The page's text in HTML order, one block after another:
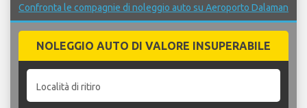
Confronta le compagnie di noleggio auto su Aeroporto Dalaman
NOLEGGIO AUTO DI VALORE INSUPERABILE
Località di ritiro